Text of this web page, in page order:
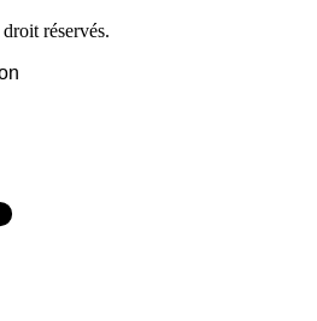
réservés.